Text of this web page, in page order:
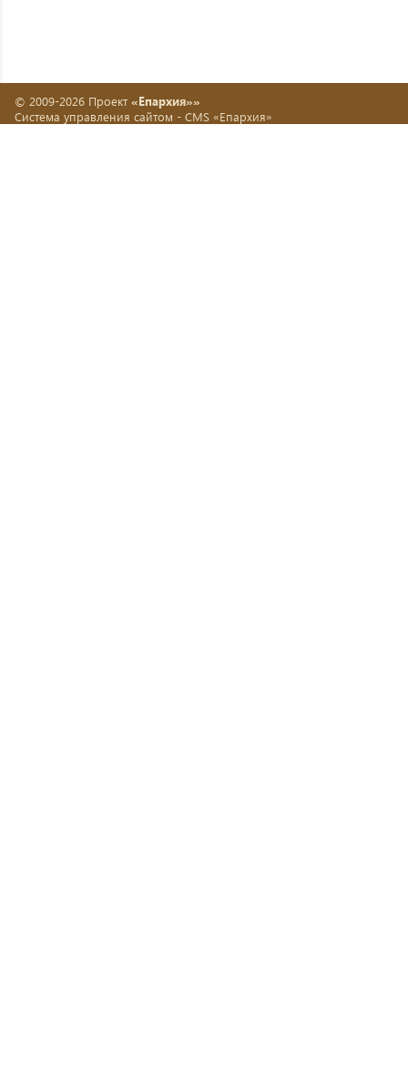
© 2009-2026 Проект «Епархия»»
Система управления сайтом - CMS «Епархия»